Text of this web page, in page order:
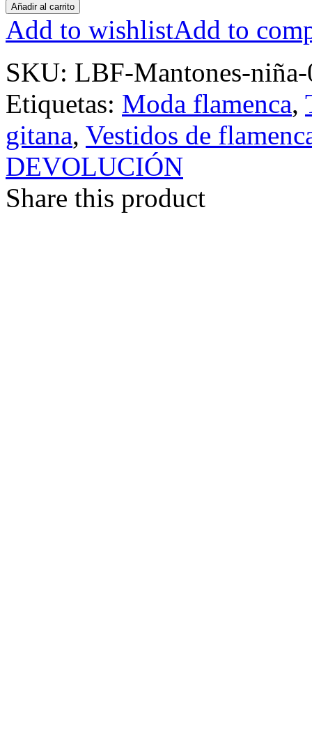
Añadir al carrito
Add to wishlistAdd to
SKU: LBF-Mantones-
Etiquetas: Moda flamenca,
gitana, Vestidos de
DEVOLUCIÓN
Share this product